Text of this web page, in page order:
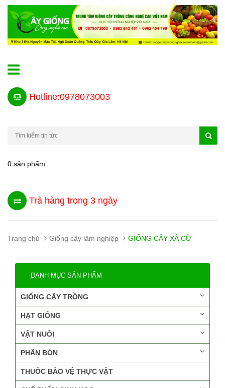
Hotline:0978073003
0 sản phẩm
Trả hàng trong 3 ngày
Trang chủ Giống cây lâm nghiệp GIỐNG CÂY XÀ CỪ
DANH MỤC SẢN PHẨM
GIỐNG CÂY TRỒNG
HẠT GIỐNG
VẬT NUÔI
PHÂN BÓN
THUỐC BẢO VỆ THỰC VẬT